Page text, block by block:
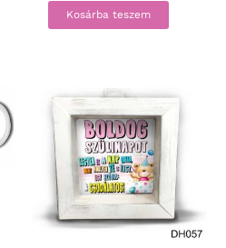
Kosárba teszem